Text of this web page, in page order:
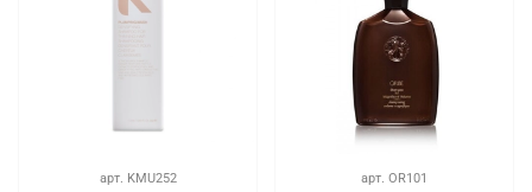
арт. KMU252 арт. OR101